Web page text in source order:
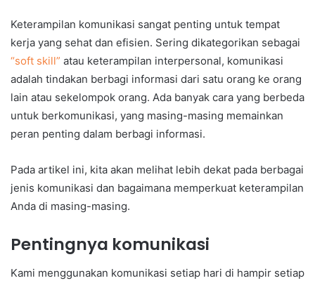
Keterampilan komunikasi sangat penting untuk tempat
kerja yang sehat dan efisien. Sering dikategorikan sebagai
“soft skill” atau keterampilan interpersonal, komunikasi
adalah tindakan berbagi informasi dari satu orang ke orang
lain atau sekelompok orang. Ada banyak cara yang berbeda
untuk berkomunikasi, yang masing-masing memainkan
peran penting dalam berbagi informasi.
Pada artikel ini, kita akan melihat lebih dekat pada berbagai
jenis komunikasi dan bagaimana memperkuat keterampilan
Anda di masing-masing.
Pentingnya komunikasi
Kami menggunakan komunikasi setiap hari di hampir setiap